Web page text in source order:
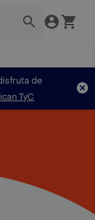
de
TyC